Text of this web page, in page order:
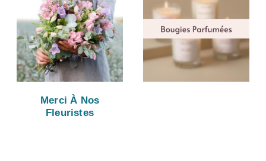
Merci À Nos
Fleuristes